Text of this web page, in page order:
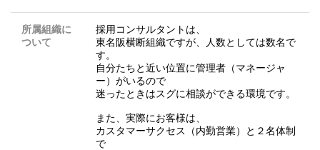
所属組織に
ついて
採用コンサルタントは、
東名阪横断組織ですが、人数としては数名で
す。
自分たちと近い位置に管理者（マネージャ
ー）がいるので
迷ったときはスグに相談ができる環境です。
また、実際にお客様は、
カスタマーサクセス（内勤営業）と２名体制
で